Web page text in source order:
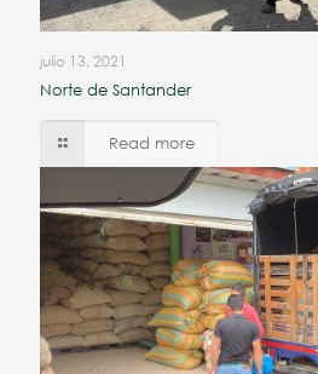
julio 13, 2021
Norte de Santander
Read more